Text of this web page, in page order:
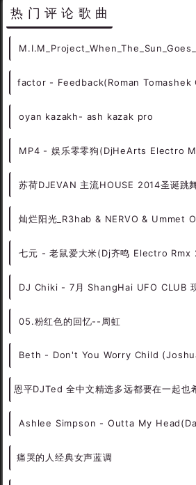
热门评论歌曲
factor - Feedback(Roman Tomashek
oyan kazakh- ash kazak pro
苏荷DJEVAN 主流HOUSE 2014圣诞跳
DJ Chiki - 7月 ShangHai UFO CLUB
05.粉红色的回忆--周虹
痛哭的人经典女声蓝调